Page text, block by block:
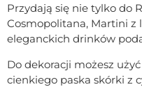
Przydają się nie tylko do
Cosmopolitana, Martini z
eleganckich drinków
Do dekoracji możesz
cienkiego paska skórki z